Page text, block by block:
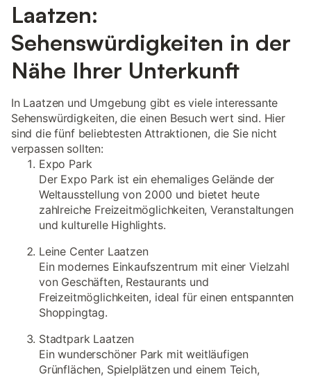
Laatzen:
Sehenswürdigkeiten in der
Nähe Ihrer Unterkunft
In Laatzen und Umgebung gibt es viele interessante
Sehenswürdigkeiten, die einen Besuch wert sind. Hier
sind die fünf beliebtesten Attraktionen, die Sie nicht
verpassen sollten:
Expo Park
Der Expo Park ist ein ehemaliges Gelände der
Weltausstellung von 2000 und bietet heute
zahlreiche Freizeitmöglichkeiten, Veranstaltungen
und kulturelle Highlights.
Leine Center Laatzen
Ein modernes Einkaufszentrum mit einer Vielzahl
von Geschäften, Restaurants und
Freizeitmöglichkeiten, ideal für einen entspannten
Shoppingtag.
Stadtpark Laatzen
Ein wunderschöner Park mit weitläufigen
Grünflächen, Spielplätzen und einem Teich,